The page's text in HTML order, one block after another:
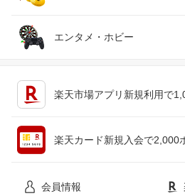
ジュエリー・アクセサリー
パソコン・周辺機器
車・バイク
インテリア・寝具・収納
エンタメ・ホビー
楽天市場アプリ新規利用で
楽天カード新規入会で2,000
会員情報